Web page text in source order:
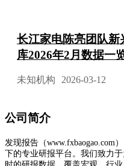
长江家电陈亮团队
库2026年2月数据一
未知机构 2026-03-12
公司简介
发现报告（www.fxbaogao.com
下的专业研报平台。我们致力